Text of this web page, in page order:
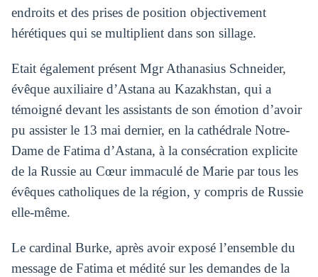
endroits et des prises de position objectivement
hérétiques qui se multiplient dans son sillage.
Etait également présent Mgr Athanasius Schneider,
évêque auxiliaire d’Astana au Kazakhstan, qui a
témoigné devant les assistants de son émotion d’avoir
pu assister le 13 mai dernier, en la cathédrale Notre-
Dame de Fatima d’Astana, à la consécration explicite
de la Russie au Cœur immaculé de Marie par tous les
évêques catholiques de la région, y compris de Russie
elle-même.
Le cardinal Burke, après avoir exposé l’ensemble du
message de Fatima et médité sur les demandes de la